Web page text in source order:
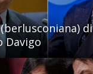
di
Davigo